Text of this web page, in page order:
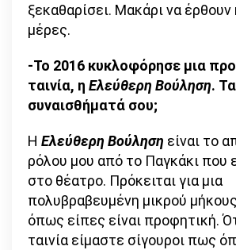
ξεκαθαρίσει. Μακάρι να
μέρες.
-Το 2016 κυκλοφόρησε μια
ταινία, η Ελεύθερη Βούληση. Τα
συναισθήματά σου;
Η Ελεύθερη Βούληση είναι το
ρόλου μου από το Παγκάκι που
στο θέατρο. Πρόκειται για μια
πολυβραβευμένη μικρού
όπως είπες είναι προφητική.
ταινία είμαστε σίγουροι πως